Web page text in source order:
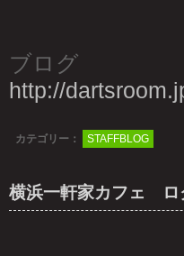
ブログ
http://
カテゴリー： STAFFBLOG
横浜一軒家カフェ ロ